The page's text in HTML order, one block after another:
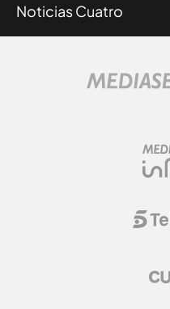
Noticias Cuatro